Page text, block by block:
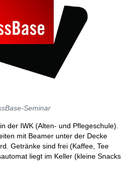
Seminar
der IWK (Alten- und Pflegeschule).
mit Beamer unter der Decke
Getränke sind frei (Kaffee, Tee
liegt im Keller (kleine Snacks